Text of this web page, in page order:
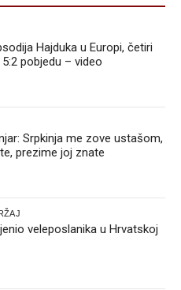
Hajduka u Europi, četiri
pobjedu – video
Srpkinja me zove ustašom,
prezime joj znate
veleposlanika u Hrvatskoj